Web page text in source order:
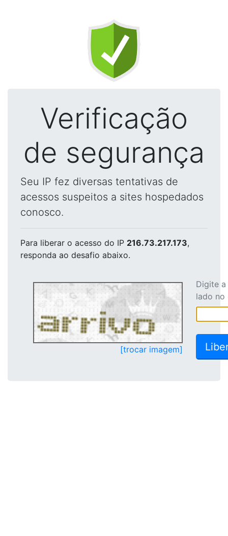
Verificação
de segurança
Seu IP fez diversas tentativas de
acessos suspeitos a sites hospedados
conosco.
Para liberar o acesso do IP 216.73.217.173,
responda ao desafio abaixo.
[trocar imagem]
Digite
lado no